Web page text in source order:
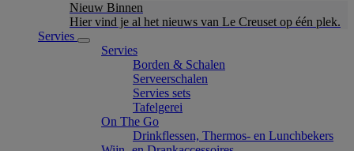
Nieuw Binnen
Hier vind je al het nieuws van Le Creuset op één plek.
Servies
Servies
Borden & Schalen
Serveerschalen
Servies sets
Tafelgerei
On The Go
Drinkflessen, Thermos- en Lunchbekers